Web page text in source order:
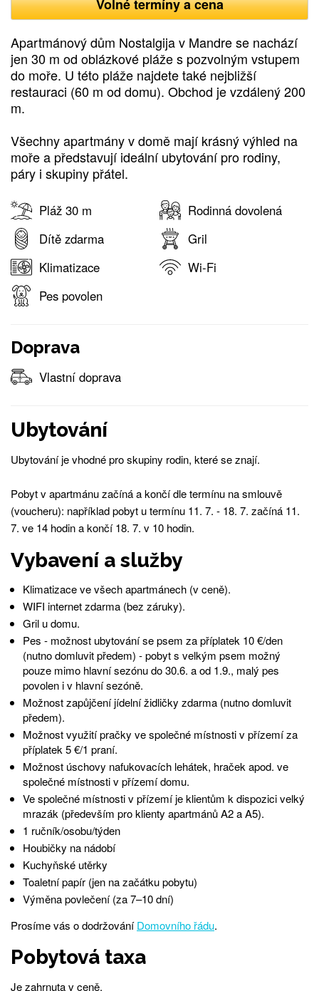
Volné termíny a cena
Apartmánový dům Nostalgija v Mandre se nachází
jen 30 m od oblázkové pláže s pozvolným vstupem
do moře. U této pláže najdete také nejbližší
restauraci (60 m od domu). Obchod je vzdálený 200
m.
Všechny apartmány v domě mají krásný výhled na
moře a představují ideální ubytování pro rodiny,
páry i skupiny přátel.
Pláž 30 m
Rodinná dovolená
Dítě zdarma
Gril
Klimatizace
Wi-Fi
Pes povolen
Doprava
Vlastní doprava
Ubytování
Ubytování je vhodné pro skupiny rodin, které se znají.
Pobyt v apartmánu začíná a končí dle termínu na smlouvě
(voucheru): například pobyt u termínu 11. 7. - 18. 7. začíná 11.
7. ve 14 hodin a končí 18. 7. v 10 hodin.
Vybavení a služby
Klimatizace ve všech apartmánech (v ceně).
WIFI internet zdarma (bez záruky).
Gril u domu.
Pes - možnost ubytování se psem za příplatek 10 €/den
(nutno domluvit předem) - pobyt s velkým psem možný
pouze mimo hlavní sezónu do 30.6. a od 1.9., malý pes
povolen i v hlavní sezóně.
Možnost zapůjčení jídelní židličky zdarma (nutno domluvit
předem).
Možnost využití pračky ve společné místnosti v přízemí za
příplatek 5 €/1 praní.
Možnost úschovy nafukovacích lehátek, hraček apod. ve
společné místnosti v přízemí domu.
Ve společné místnosti v přízemí je klientům k dispozici velký
mrazák (především pro klienty apartmánů A2 a A5).
1 ručník/osobu/týden
Houbičky na nádobí
Kuchyňské utěrky
Toaletní papír (jen na začátku pobytu)
Výměna povlečení (za 7–10 dní)
Prosíme vás o dodržováníDomovního řádu.
Pobytová taxa
Je zahrnuta v ceně.